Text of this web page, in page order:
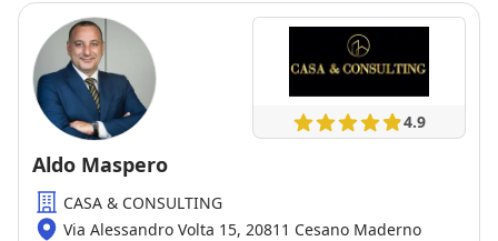
4.9
Aldo Maspero
CASA & CONSULTING
Via Alessandro Volta 15, 20811 Cesano Maderno